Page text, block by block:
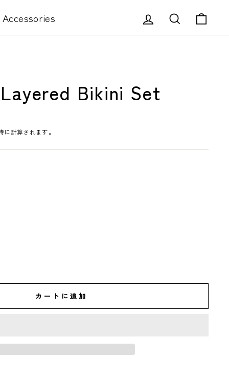
Accessories ログイン検索
Bikini Set
計算されます。
カートに追加